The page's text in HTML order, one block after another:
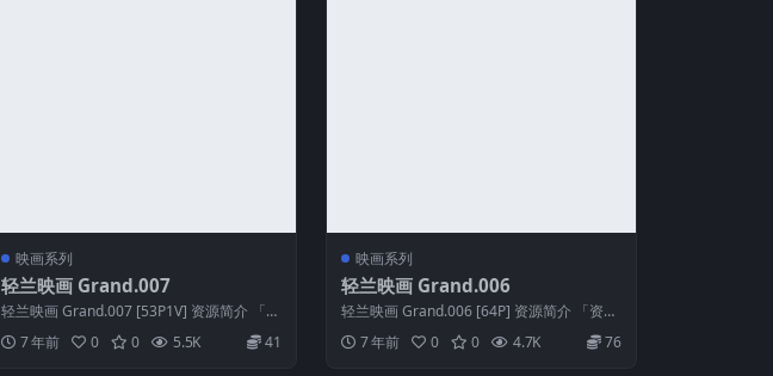
映画系列
轻兰映画 Grand.007
轻兰映画 Grand.007 [53P1V] 资源简介 「资
源名称」：轻兰映画 ...
7 年前 0 0 5.5K 41
映画系列
轻兰映画 Grand.006
轻兰映画 Grand.006 [64P] 资源简介 「资源
名称」：轻兰映画 Gr...
7 年前 0 0 4.7K 76